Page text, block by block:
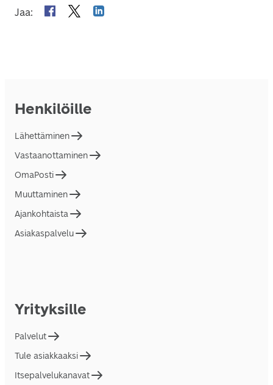
Jaa:
Henkilöille
Lähettäminen
Vastaanottaminen
OmaPosti
Muuttaminen
Ajankohtaista
Asiakaspalvelu
Yrityksille
Palvelut
Tule asiakkaaksi
Itsepalvelukanavat